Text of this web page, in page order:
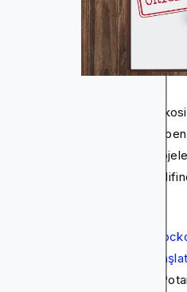
CoinGecko ayrıca kripto
veya iyileştirmeler getiren
arıyor. Projeniz mevcut
net, benzersiz bir satış
farkındalık kampanyaları
yönlerini vurgulamak için.